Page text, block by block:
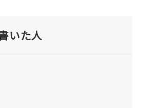
いた人